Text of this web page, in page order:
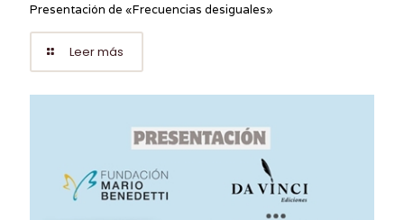
Presentación de «Frecuencias desiguales»
Leer más